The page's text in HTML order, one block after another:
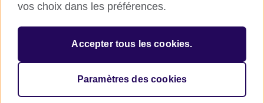
9/11 rue de Constantine, 75007 Paris, France. Le British Council
209131 (Angleterre et Pays de Galles) et SC037733 (Ecosse).
Adresse : 1 Redman Place, Stratford, London E20 1JQ,
le British Council au Royaume-Uni.
vos choix dans les préférences.
Accepter tous les cookies.
Paramètres des cookies